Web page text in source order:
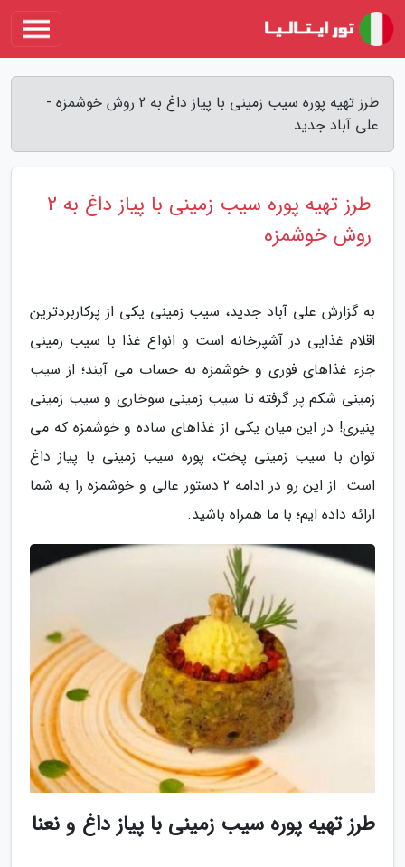
طرز تهیه پوره سیب زمینی با پیاز داغ به 2 روش خوشمزه -
علی آباد جدید
طرز تهیه پوره سیب زمینی با پیاز داغ به 2
روش خوشمزه
به گزارش علی آباد جدید، سیب زمینی یکی از پرکاربردترین
اقلام غذایی در آشپزخانه است و انواع غذا با سیب زمینی
جزء غذاهای فوری و خوشمزه به حساب می آیند؛ از سیب
زمینی شکم پر گرفته تا سیب زمینی سوخاری و سیب زمینی
پنیری! در این میان یکی از غذاهای ساده و خوشمزه که می
توان با سیب زمینی پخت، پوره سیب زمینی با پیاز داغ
است. از این رو در ادامه 2 دستور عالی و خوشمزه را به شما
ارائه داده ایم؛ با ما همراه باشید.
طرز تهیه پوره سیب زمینی با پیاز داغ و نعنا